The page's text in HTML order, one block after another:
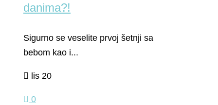
danima?!
Sigurno se veselite prvoj šetnji sa
bebom kao i...
lis 20
0